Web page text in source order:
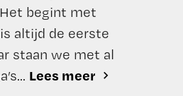
begint met
altijd de eerste
staan we met al
Lees meer